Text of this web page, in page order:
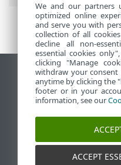
Ver site para
End of Life
Base de
Fórum ESET
ESET Status Portal
Suporte regional
We and our partners
optimized online
and serve you with
collection of all
decline all non-
essential cookies
clicking "Manage
withdraw your consent
anytime by clicking the
footer or in your
information, see our
ACCEPT